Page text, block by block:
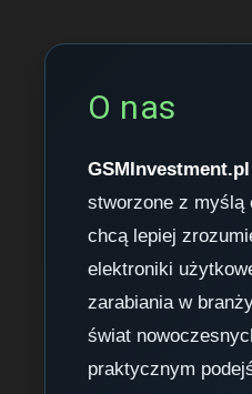
O nas
GSMInvestment.pl
stworzone z myślą
chcą lepiej
elektroniki
zarabiania w
świat
praktycznym